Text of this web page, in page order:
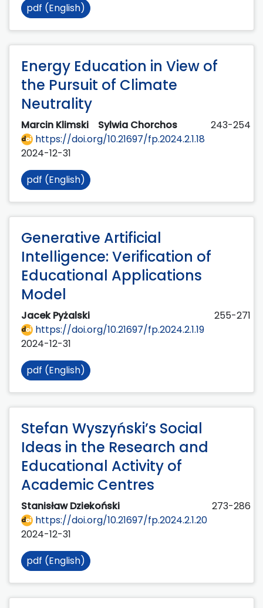
pdf (English)
Energy Education in View of
the Pursuit of Climate
Neutrality
Marcin Klimski Sylwia Chorchos
243-254
https://doi.org/10.21697/fp.2024.2.1.18
2024-12-31
pdf (English)
Generative Artificial
Intelligence: Verification of
Educational Applications
Model
Jacek Pyżalski
255-271
https://doi.org/10.21697/fp.2024.2.1.19
2024-12-31
pdf (English)
Stefan Wyszyński’s Social
Ideas in the Research and
Educational Activity of
Academic Centres
Stanisław Dziekoński
273-286
https://doi.org/10.21697/fp.2024.2.1.20
2024-12-31
pdf (English)